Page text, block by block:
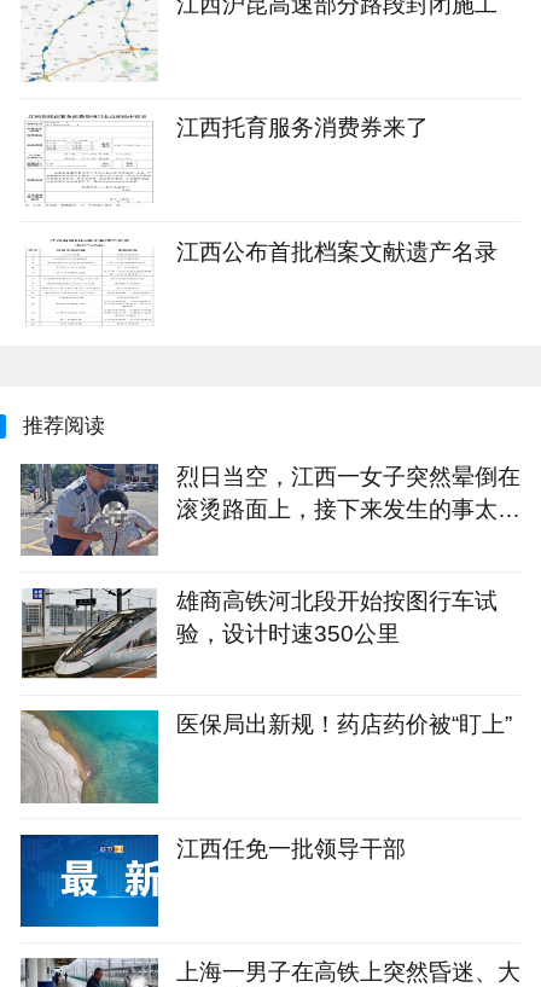
江西托育服务消费券来了
江西公布首批档案文献遗产名录
推荐阅读
烈日当空，江西一女子突然晕倒在
滚烫路面上，接下来发生的事太暖
雄商高铁河北段开始按图行车试
验，设计时速350公里
医保局出新规！药店药价被“盯上”
江西任免一批领导干部
上海一男子在高铁上突然昏迷、大